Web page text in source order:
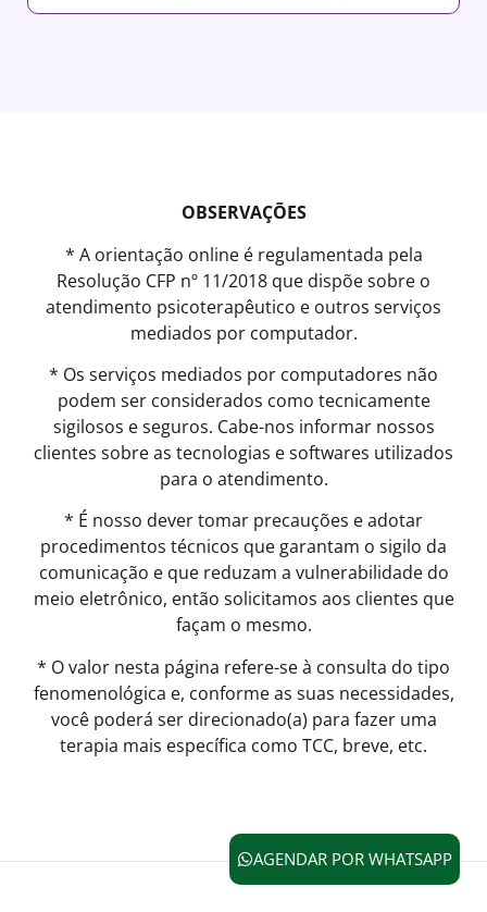
OBSERVAÇÕES
* A orientação online é regulamentada pela
Resolução CFP nº 11/2018 que dispõe sobre o
atendimento psicoterapêutico e outros serviços
mediados por computador.
* Os serviços mediados por computadores não
podem ser considerados como tecnicamente
sigilosos e seguros. Cabe-nos informar nossos
clientes sobre as tecnologias e softwares utilizados
para o atendimento.
* É nosso dever tomar precauções e adotar
procedimentos técnicos que garantam o sigilo da
comunicação e que reduzam a vulnerabilidade do
meio eletrônico, então solicitamos aos clientes que
façam o mesmo.
* O valor nesta página refere-se à consulta do tipo
fenomenológica e, conforme as suas necessidades,
você poderá ser direcionado(a) para fazer uma
terapia mais específica como TCC, breve, etc.
AGENDAR POR WHATSAPP